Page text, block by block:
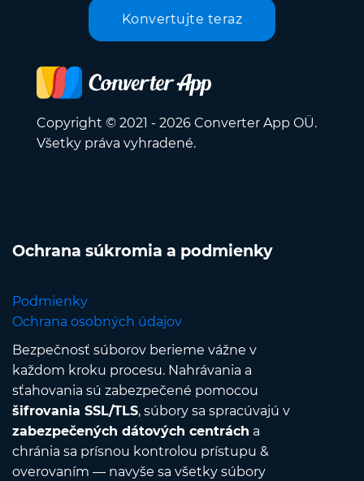
Konvertujte teraz
Copyright © 2021 - 2026 Converter App OÜ.
Všetky práva vyhradené.
Ochrana súkromia a podmienky
Podmienky
Ochrana osobných údajov
Bezpečnosť súborov berieme vážne v
každom kroku procesu. Nahrávania a
sťahovania sú zabezpečené pomocou
šifrovania SSL/TLS, súbory sa spracúvajú v
zabezpečených dátových centrách a
chránia sa prísnou kontrolou prístupu &
overovaním — navyše sa všetky súbory